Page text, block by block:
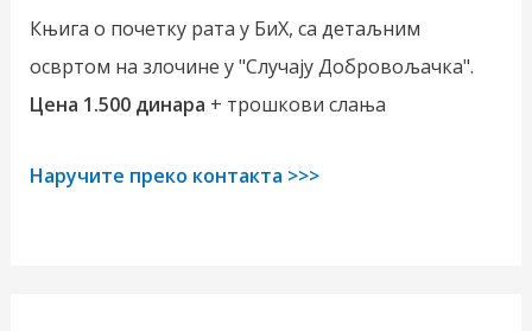
Књига о почетку рата у БиХ, са детаљним
освртом на злочине у "Случају Добровољачка".
Цена 1.500 динара + трошкови слања
Наручите преко контакта >>>